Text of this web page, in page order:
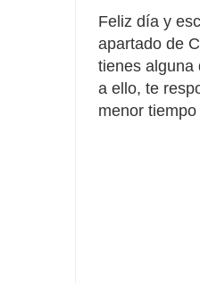
Feliz día y
apartado de
tienes alguna
a ello, te
menor